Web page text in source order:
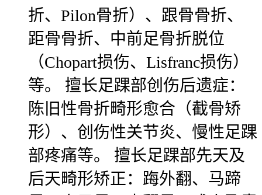
折、Pilon骨折）、跟骨骨折、
距骨骨折、中前足骨折脱位
（Chopart损伤、Lisfranc损伤）
等。 擅长足踝部创伤后遗症：
陈旧性骨折畸形愈合（截骨矫
形）、创伤性关节炎、慢性足踝
部疼痛等。 擅长足踝部先天及
后天畸形矫正：踇外翻、马蹄